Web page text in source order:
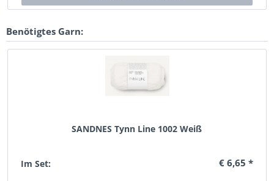
Benötigtes Garn:
SANDNES Tynn Line 1002 Weiß
Im Set: € 6,65 *